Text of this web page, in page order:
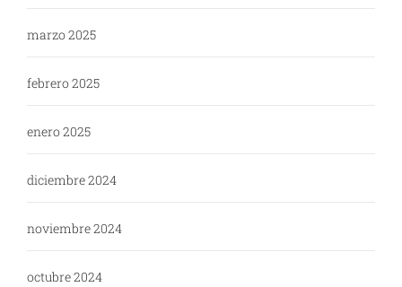
marzo 2025
febrero 2025
enero 2025
diciembre 2024
noviembre 2024
octubre 2024